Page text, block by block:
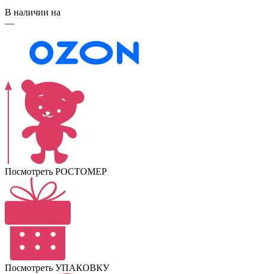
В наличии на
—
Посмотреть РОСТОМЕР
Посмотреть УПАКОВКУ